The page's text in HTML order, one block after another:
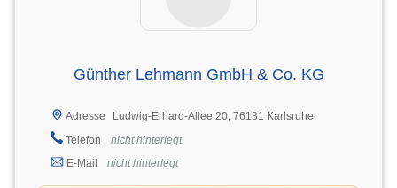
Günther Lehmann GmbH & Co. KG
Adresse
Ludwig-Erhard-Allee 20, 76131 Karlsruhe
Telefon
nicht hinterlegt
E-Mail
nicht hinterlegt